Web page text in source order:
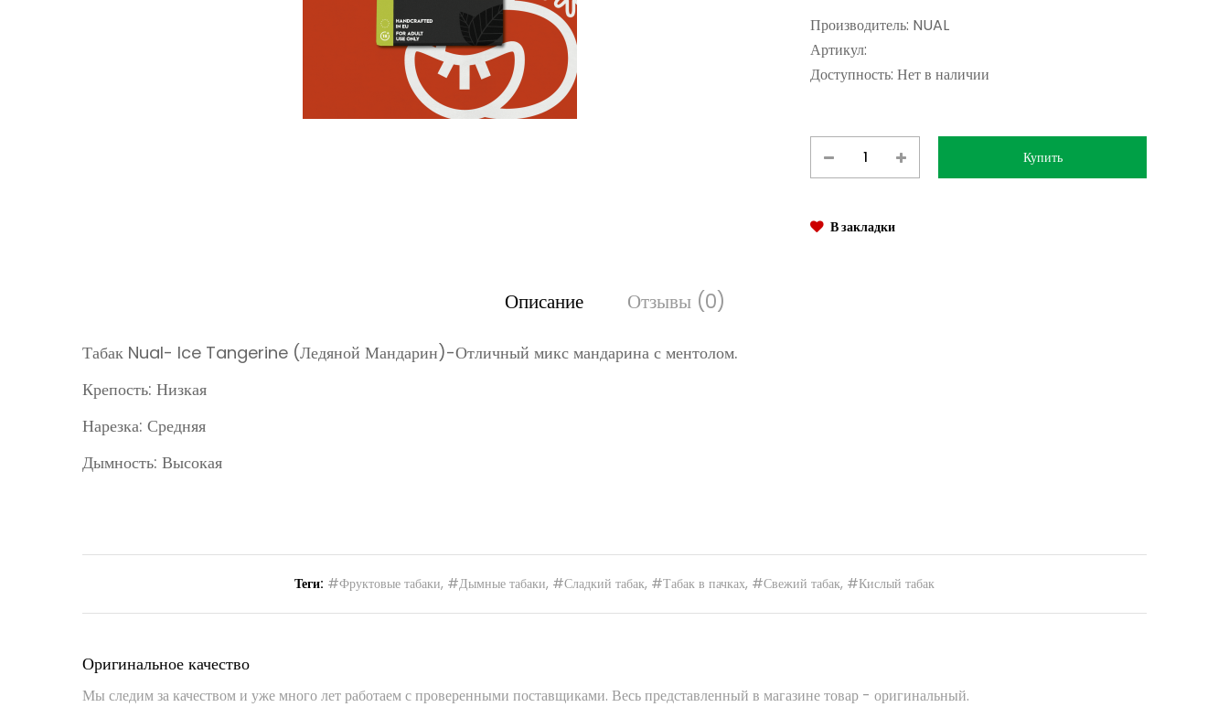
Производитель: NUAL
Артикул:
Доступность: Нет в наличии
В закладки
Описание Отзывы (0)
Табак Nual- Ice Tangerine (Ледяной Мандарин)-Отличный микс мандарина с ментолом.
Крепость: Низкая
Нарезка: Средняя
Дымность: Высокая
Теги: #Фруктовые табаки, #Дымные табаки, #Сладкий табак, #Табак в пачках, #Свежий табак, #Кислый табак
Оригинальное качество
Мы следим за качеством и уже много лет работаем с проверенными поставщиками. Весь представленный в магазине товар - оригинальный.